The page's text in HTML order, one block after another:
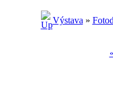
Výstava »
«